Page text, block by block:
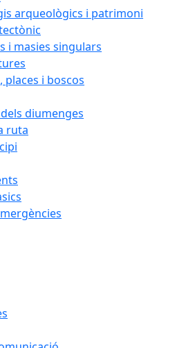
arqueològics i patrimoni
i masies singulars
places i boscos
diumenges
ruta